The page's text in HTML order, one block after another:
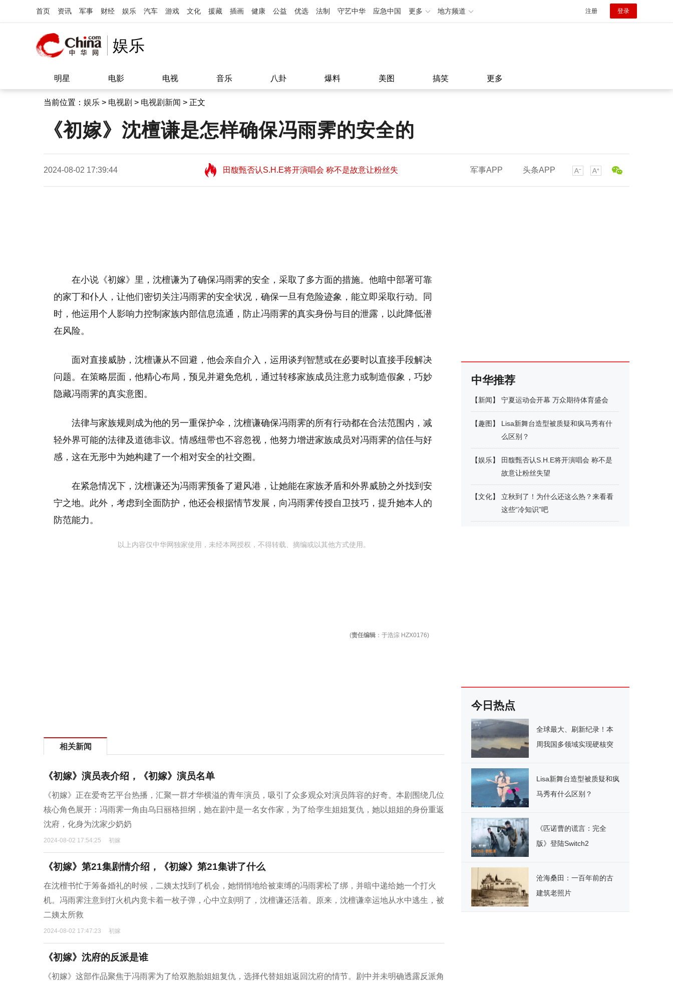
首页 资讯 军事 财经 娱乐 汽车 游戏 文化 援藏 插画 健康 公益 优选 法制 守艺中华 应急中国 更多 地方频道 注册 登录
娱乐
明星 电影 电视 音乐 八卦 爆料 美图 搞笑 更多
当前位置： 娱乐 > 电视剧 > 电视剧新闻 > 正文
《初嫁》沈檀谦是怎样确保冯雨霁的安全的
2024-08-02 17:39:44
田馥甄否认S.H.E将开演唱会 称不是故意让粉丝失
望11:08
田馥甄否认S.H.E将开演唱会 称不是故意让粉丝失
军事APP 头条APP
在小说《初嫁》里，沈檀谦为了确保冯雨霁的安全，采取了多方面的措施。他暗中部署可靠
的家丁和仆人，让他们密切关注冯雨霁的安全状况，确保一旦有危险迹象，能立即采取行动。同
时，他运用个人影响力控制家族内部信息流通，防止冯雨霁的真实身份与目的泄露，以此降低潜
在风险。
面对直接威胁，沈檀谦从不回避，他会亲自介入，运用谈判智慧或在必要时以直接手段解决
问题。在策略层面，他精心布局，预见并避免危机，通过转移家族成员注意力或制造假象，巧妙
隐藏冯雨霁的真实意图。
法律与家族规则成为他的另一重保护伞，沈檀谦确保冯雨霁的所有行动都在合法范围内，减
轻外界可能的法律及道德非议。情感纽带也不容忽视，他努力增进家族成员对冯雨霁的信任与好
感，这在无形中为她构建了一个相对安全的社交圈。
在紧急情况下，沈檀谦还为冯雨霁预备了避风港，让她能在家族矛盾和外界威胁之外找到安
宁之地。此外，考虑到全面防护，他还会根据情节发展，向冯雨霁传授自卫技巧，提升她本人的
防范能力。
以上内容仅中华网独家使用，未经本网授权，不得转载、摘编或以其他方式使用。
(责任编辑 ：于浩淙 HZX0176)
相关新闻
《初嫁》演员表介绍，《初嫁》演员名单
《初嫁》正在爱奇艺平台热播，汇聚一群才华横溢的青年演员，吸引了众多观众对演员阵容的好奇。本剧围绕几位
核心角色展开：冯雨霁一角由乌日丽格担纲，她在剧中是一名女作家，为了给孪生姐姐复仇，她以姐姐的身份重返
沈府，化身为沈家少奶奶
2024-08-02 17:54:25 初嫁
《初嫁》第21集剧情介绍，《初嫁》第21集讲了什么
在沈檀书忙于筹备婚礼的时候，二姨太找到了机会，她悄悄地给被束缚的冯雨霁松了绑，并暗中递给她一个打火
机。冯雨霁注意到打火机内竟卡着一枚子弹，心中立刻明了，沈檀谦还活着。原来，沈檀谦幸运地从水中逃生，被
二姨太所救
2024-08-02 17:47:23 初嫁
《初嫁》沈府的反派是谁
《初嫁》这部作品聚焦于冯雨霁为了给双胞胎姐姐复仇，选择代替姐姐返回沈府的情节。剧中并未明确透露反派角
中华推荐
【新闻】 宁夏运动会开幕 万众期待体育盛会
【趣图 】
Lisa新舞台造型被质疑和疯马秀有什
么区别？
【娱乐】
田馥甄否认S.H.E将开演唱会 称不是
故意让粉丝失望
【文化】
立秋到了！为什么还这么热？来看看
这些“冷知识”吧
今日热点
全球最大、刷新纪录！本
周我国多领域实现硬核突
Lisa新舞台造型被质疑和疯
马秀有什么区别？
《匹诺曹的谎言：完全
版》登陆Switch2
沧海桑田：一百年前的古
建筑老照片